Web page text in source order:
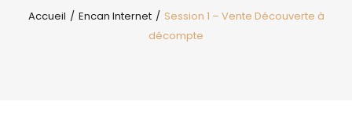
Accueil / Encan Internet / Session 1 – Vente Découverte à
décompte